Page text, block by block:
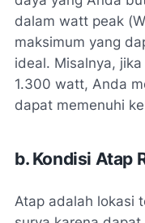
dalam watt peak
maksimum yang
ideal. Misalnya,
1.300 watt, Anda
dapat memenuhi
b. Kondisi Atap
Atap adalah lokasi